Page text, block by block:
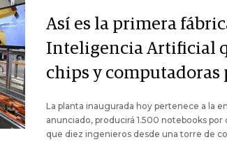
Así es la primera
Inteligencia Artificial
chips y computadoras
La planta inaugurada hoy pertenece a la
anunciado, producirá 1.500 notebooks
que diez ingenieros desde una torre de